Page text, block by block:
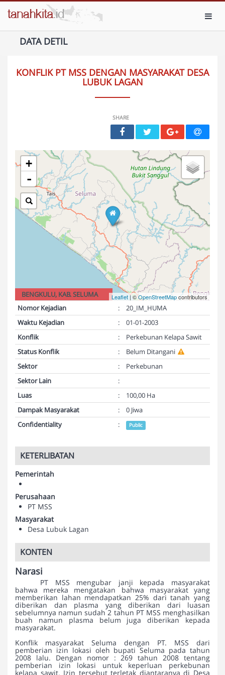
DATA DETIL
KONFLIK PT MSS DENGAN MASYARAKAT DESA
LUBUK LAGAN
SHARE
+
-
Leaflet| ©OpenStreetMapcontributors
BENGKULU, KAB. SELUMA
Nomor Kejadian
:
20_IM_HUMA
Waktu Kejadian
:
01-01-2003
Konflik
:
Perkebunan Kelapa Sawit
Status Konflik
:
Belum Ditangani
Sektor
:
Perkebunan
Sektor Lain
:
Luas
:
100,00 Ha
Dampak Masyarakat
:
0 Jiwa
Confidentiality
: Public
KETERLIBATAN
Pemerintah
Perusahaan
PT MSS
Masyarakat
Desa Lubuk Lagan
KONTEN
Narasi
PT MSS mengubar janji kepada masyarakat
bahwa mereka mengatakan bahwa masyarakat yang
memberikan lahan mendapatkan 25% dari tanah yang
diberikan dan plasma yang diberikan dari luasan
sebelumnya namun sudah 2 tahun PT MSS menghasilkan
buah namun plasma belum juga diberikan kepada
masyarakat.
Konflik masyarakat Seluma dengan PT. MSS dari
pemberian izin lokasi oleh bupati Seluma pada tahun
2008 lalu. Dengan nomor : 269 tahun 2008 tentang
pemberian izin lokasi untuk keperluan perkebunan
kelapa sawit. Izin tersebut terletak diantaranya di Desa